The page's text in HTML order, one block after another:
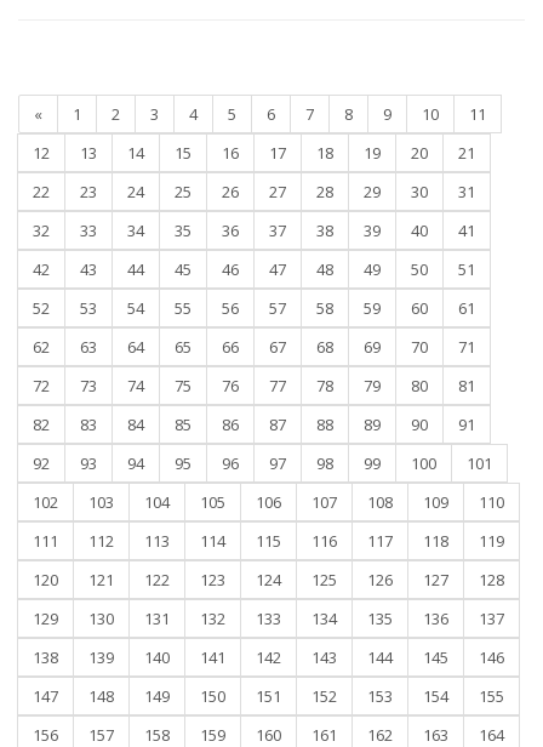
« 1 2 3 4 5 6 7 8 9 10
11
12
13 14 15 16 17 18 19 20
21
22
23 24 25 26 27 28 29 30
31
32
33 34 35 36 37 38 39 40
41
42
43 44 45 46 47 48 49 50
51
52
53 54 55 56 57 58 59 60
61
62
63 64 65 66 67 68 69 70
71
72
73 74 75 76 77 78 79 80
81
82
83 84 85 86 87 88 89 90
91
92
93 94 95 96 97 98 99 100
101
102
103 104 105 106 107 108 109
110
111
112 113 114 115 116 117 118
119
120
121 122 123 124 125 126 127
128
129
130 131 132 133 134 135 136
137
138
139 140 141 142 143 144 145
146
147
148 149 150 151 152 153 154
155
156
157 158 159 160 161 162 163
164